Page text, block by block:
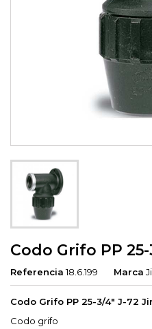
Codo Grifo PP
Referencia 18.6.199 Marca
Codo Grifo PP 25-3/4" J-72
Codo grifo